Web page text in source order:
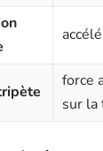
force
sur la